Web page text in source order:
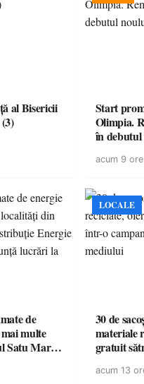
al Bisericii
Start
Olimpia.
în debutul
acum 9 ore
de
multe
Satu Mare.
la rețea
LOCALE
30 de
materiale
gratuit
mediului
acum 13